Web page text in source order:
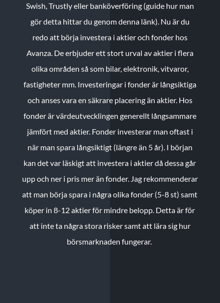
Swish, Trustly eller banköverföring (guide hur man
gör detta hittar du genom denna länk). Nu är du
redo att börja investera i aktier och fonder hos
Avanza. De erbjuder ett stort urval av aktier i flera
olika områden så som bilar, elektronik, vitvaror,
fastigheter mm. Investeringar i fonder är långsiktiga
och anses vara en säkrare placering än aktier. Hos
fonder är värdeutvecklingen generellt långsammare
jämfört med aktier. Fonder investerar man oftast i
när man spara långsiktigt (längre än 5 år). I början
kan det var läskigt att investera i aktier då dessa går
upp och ner i pris mer än fonder. Jag rekommenderar
att man börja spara i några olika fonder (5-8 st) samt
köper in 8-12 aktier för mindre belopp. Detta är för
att inte ta några stora risker samt att lära sig hur
börsmarknaden fungerar.